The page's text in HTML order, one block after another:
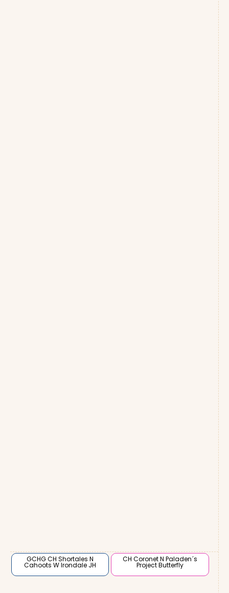
GCHG CH Shortales N
Cahoots W Irondale JH
CH Coronet N Paladen´s
Project Butterfly